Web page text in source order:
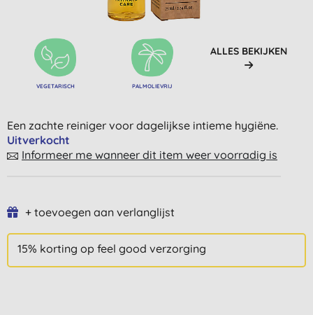
VEGETARISCH PALMOLIEVRIJ
ALLES BEKIJKEN
Een zachte reiniger voor dagelijkse intieme hygiëne.
Uitverkocht
Informeer me wanneer dit item weer voorradig is
+ toevoegen aan verlanglijst
15% korting op feel good verzorging